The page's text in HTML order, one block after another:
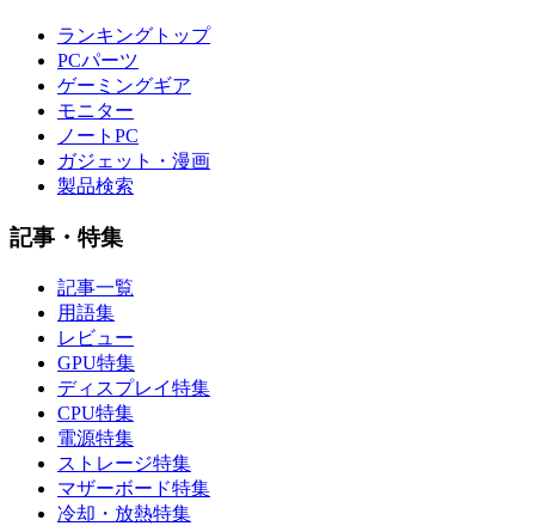
ランキングトップ
PCパーツ
ゲーミングギア
モニター
ノートPC
ガジェット・漫画
製品検索
記事・特集
記事一覧
用語集
レビュー
GPU特集
ディスプレイ特集
CPU特集
電源特集
ストレージ特集
マザーボード特集
冷却・放熱特集